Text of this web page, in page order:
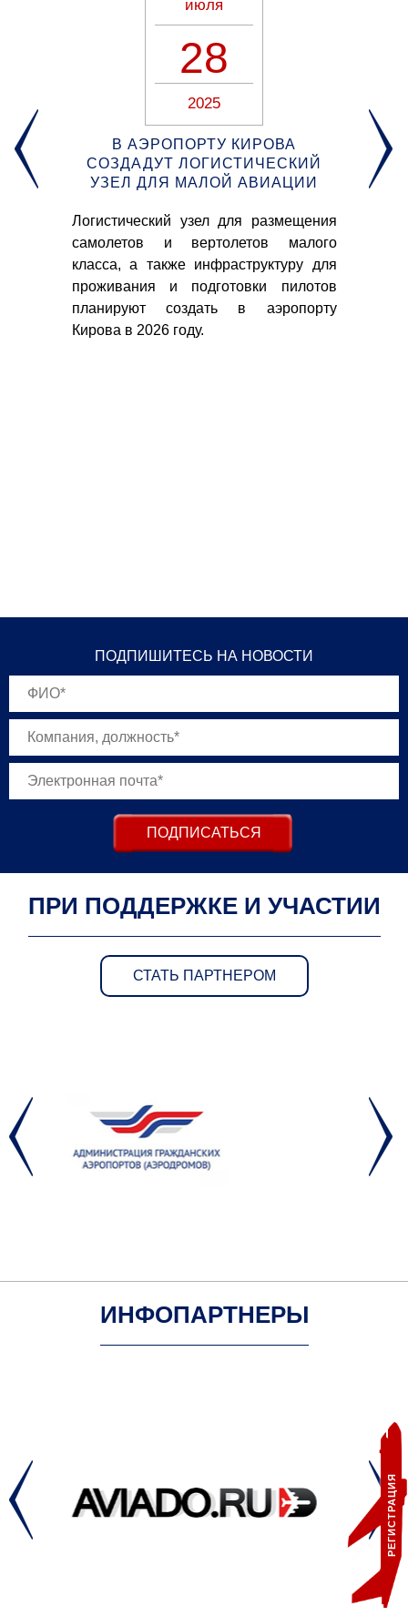
РЕГИСТРАЦИЯ
июля
28
2025
В АЭРОПОРТУ КИРОВА
СОЗДАДУТ ЛОГИСТИЧЕСКИЙ
УЗЕЛ ДЛЯ МАЛОЙ АВИАЦИИ
Логистический узел для размещения
самолетов и вертолетов малого
класса, а также инфраструктуру для
проживания и подготовки пилотов
планируют создать в аэропорту
Кирова в 2026 году.
ПОДПИШИТЕСЬ НА НОВОСТИ
ПОДПИСАТЬСЯ
ПРИ ПОДДЕРЖКЕ И УЧАСТИИ
СТАТЬ ПАРТНЕРОМ
ИНФОПАРТНЕРЫ